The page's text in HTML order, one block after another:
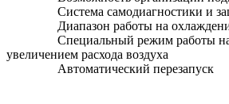
Система самодиагностики и
Диапазон работы на
Специальный режим работы на
увеличением расхода воздуха
Автоматический перезапуск